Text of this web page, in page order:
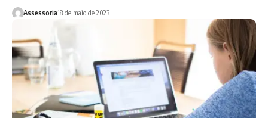
Assessoria18 de maio de 2023